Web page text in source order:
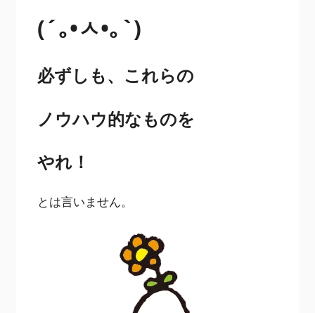
(´｡•ㅅ•｡`)
必ずしも、これらの
ノウハウ的なものを
やれ！
とは言いません。